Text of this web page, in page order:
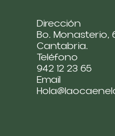
Dirección
Bo. Monasterio,
Cantabria.
Teléfono
942 12 23 65
Email